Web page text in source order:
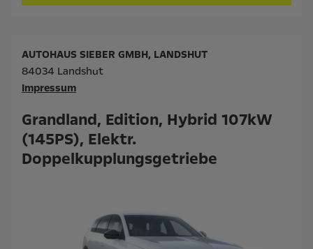
Grandland, Edition, Hybrid 107kW
(145PS), Elektr.
Doppelkupplungsgetriebe
AUTOHAUS SIEBER GMBH, LANDSHUT
84034 Landshut
Impressum